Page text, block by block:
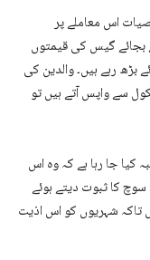
اس معاملے پر
گیس کی قیمتوں
رہے ہیں۔ والدین کی
سے واپس آتے ہیں تو
کیا جا رہا ہے کہ وہ اس
کا ثبوت دیتے ہوئے
شہریوں کو اس اذیت